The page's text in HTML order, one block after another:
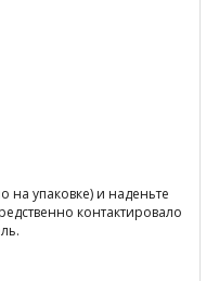
на упаковке) и наденьте
контактировало